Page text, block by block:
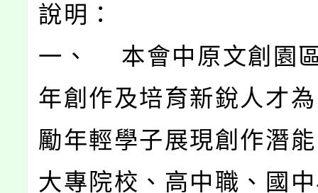
說明：
一、 本會中原文創園
年創作及培育新銳人才
勵年輕學子展現創作潛
大專院校、高中職、國